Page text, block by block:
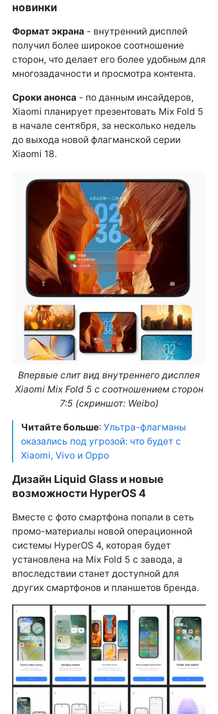
новинки
Формат экрана - внутренний дисплей
получил более широкое соотношение
сторон, что делает его более удобным для
многозадачности и просмотра контента.
Сроки анонса - по данным инсайдеров,
Xiaomi планирует презентовать Mix Fold 5
в начале сентября, за несколько недель
до выхода новой флагманской серии
Xiaomi 18.
Впервые слит вид внутреннего дисплея
Xiaomi Mix Fold 5 с соотношением сторон
7:5 (скриншот: Weibo)
Читайте больше: Ультра-флагманы
оказались под угрозой: что будет с
Xiaomi, Vivo и Oppo
Дизайн Liquid Glass и новые
возможности HyperOS 4
Вместе с фото смартфона попали в сеть
промо-материалы новой операционной
системы HyperOS 4, которая будет
установлена на Mix Fold 5 с завода, а
впоследствии станет доступной для
других смартфонов и планшетов бренда.